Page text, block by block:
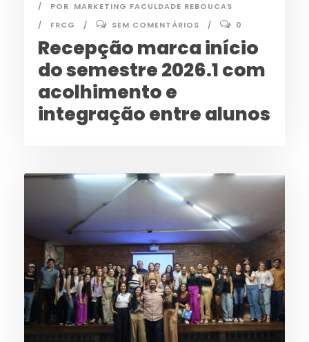
POR MARKETING FACULDADE REBOUCAS
FRCG
SEM COMENTÁRIOS 0
Recepção marca início
do semestre 2026.1 com
acolhimento e
integração entre alunos